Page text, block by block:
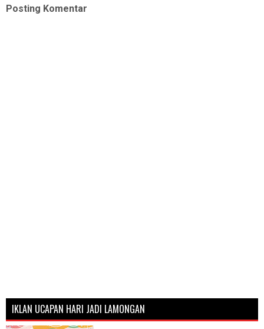
Posting Komentar
IKLAN UCAPAN HARI JADI LAMONGAN